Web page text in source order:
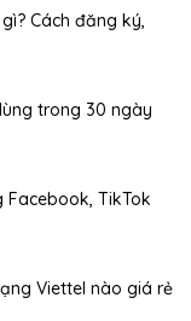
Cách đăng ký,
trong 30 ngày
Facebook, TikTok
Viettel nào giá rẻ